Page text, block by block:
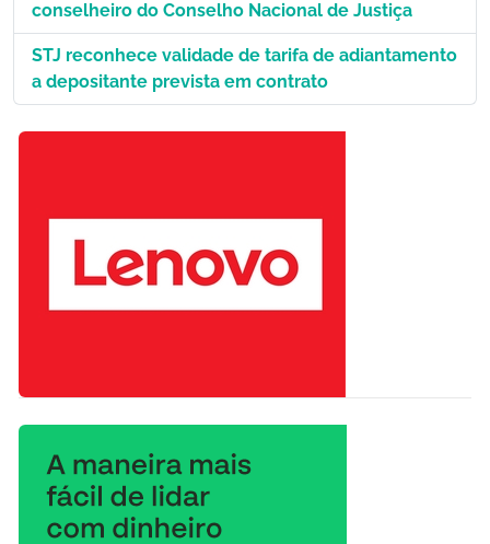
conselheiro do Conselho Nacional de Justiça
STJ reconhece validade de tarifa de adiantamento
a depositante prevista em contrato